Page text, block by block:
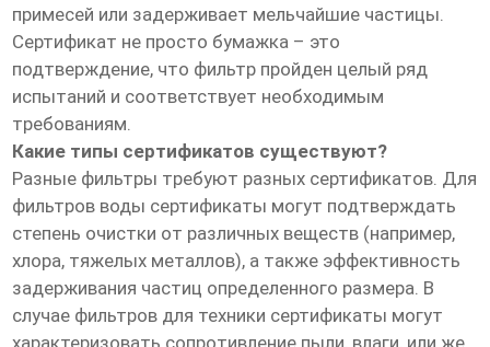
примесей или задерживает мельчайшие частицы.
Сертификат не просто бумажка – это
подтверждение, что фильтр пройден целый ряд
испытаний и соответствует необходимым
требованиям.
Какие типы сертификатов существуют?
Разные фильтры требуют разных сертификатов. Для
фильтров воды сертификаты могут подтверждать
степень очистки от различных веществ (например,
хлора, тяжелых металлов), а также эффективность
задерживания частиц определенного размера. В
случае фильтров для техники сертификаты могут